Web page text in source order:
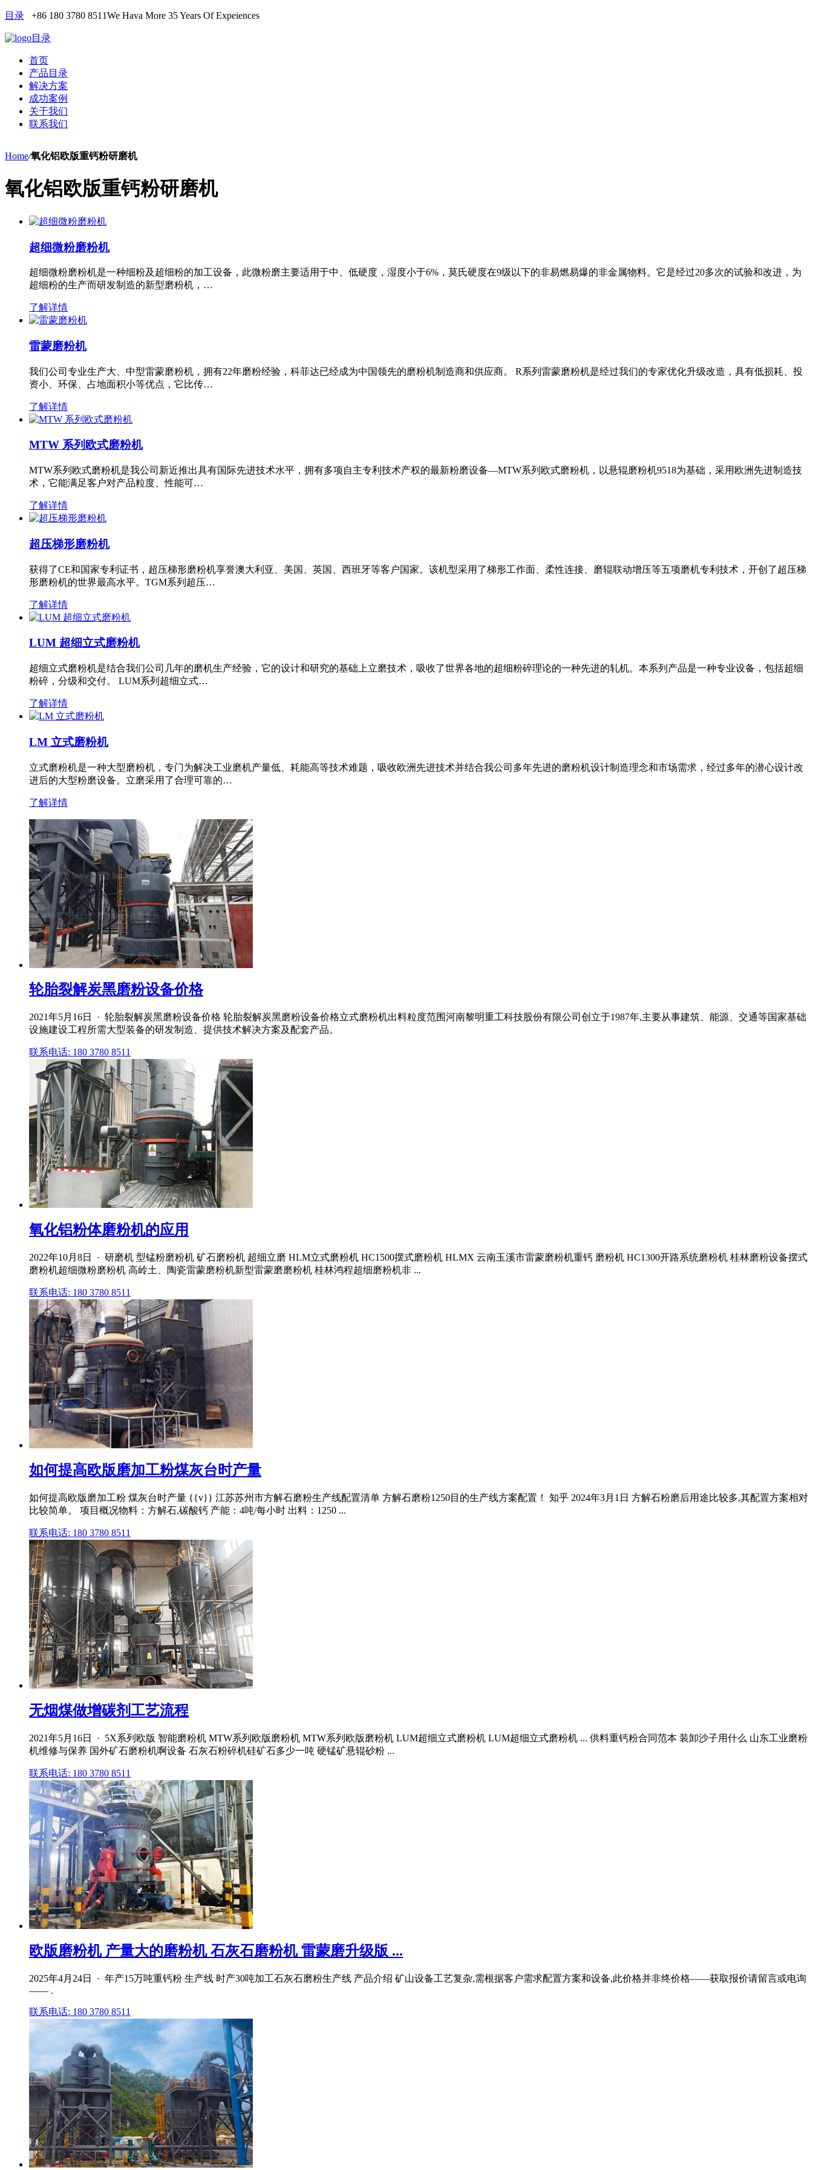
目录 +86 180 3780 8511We Hava More 35 Years Of Expeiences
目录
首页
产品目录
解决方案
成功案例
关于我们
联系我们
Home/氧化铝欧版重钙粉研磨机
氧化铝欧版重钙粉研磨机
超细微粉磨粉机
超细微粉磨粉机是一种细粉及超细粉的加工设备，此微粉磨主要适用于中、低硬度，湿度小于6%，莫氏硬度在9级以下的非易燃易爆的非金属物料。它是经过20多次的试验和改进，为
超细粉的生产而研发制造的新型磨粉机，…
了解详情
雷蒙磨粉机
我们公司专业生产大、中型雷蒙磨粉机，拥有22年磨粉经验，科菲达已经成为中国领先的磨粉机制造商和供应商。 R系列雷蒙磨粉机是经过我们的专家优化升级改造，具有低损耗、投
资小、环保、占地面积小等优点，它比传…
了解详情
MTW 系列欧式磨粉机
MTW系列欧式磨粉机是我公司新近推出具有国际先进技术水平，拥有多项自主专利技术产权的最新粉磨设备—MTW系列欧式磨粉机，以悬辊磨粉机9518为基础，采用欧洲先进制造技
术，它能满足客户对产品粒度、性能可…
了解详情
超压梯形磨粉机
获得了CE和国家专利证书，超压梯形磨粉机享誉澳大利亚、美国、英国、西班牙等客户国家。该机型采用了梯形工作面、柔性连接、磨辊联动增压等五项磨机专利技术，开创了超压梯
形磨粉机的世界最高水平。TGM系列超压…
了解详情
LUM 超细立式磨粉机
超细立式磨粉机是结合我们公司几年的磨机生产经验，它的设计和研究的基础上立磨技术，吸收了世界各地的超细粉碎理论的一种先进的轧机。本系列产品是一种专业设备，包括超细
粉碎，分级和交付。 LUM系列超细立式…
了解详情
LM 立式磨粉机
立式磨粉机是一种大型磨粉机，专门为解决工业磨机产量低、耗能高等技术难题，吸收欧洲先进技术并结合我公司多年先进的磨粉机设计制造理念和市场需求，经过多年的潜心设计改
进后的大型粉磨设备。立磨采用了合理可靠的…
了解详情
轮胎裂解炭黑磨粉设备价格
2021年5月16日 · 轮胎裂解炭黑磨粉设备价格 轮胎裂解炭黑磨粉设备价格立式磨粉机出料粒度范围河南黎明重工科技股份有限公司创立于1987年,主要从事建筑、能源、交通等国家基础
设施建设工程所需大型装备的研发制造、提供技术解决方案及配套产品。
联系电话: 180 3780 8511
氧化铝粉体磨粉机的应用
2022年10月8日 · 研磨机 型锰粉磨粉机 矿石磨粉机 超细立磨 HLM立式磨粉机 HC1500摆式磨粉机 HLMX 云南玉溪市雷蒙磨粉机重钙 磨粉机 HC1300开路系统磨粉机 桂林磨粉设备摆式
磨粉机超细微粉磨粉机 高岭土、陶瓷雷蒙磨粉机新型雷蒙磨磨粉机 桂林鸿程超细磨粉机非 ...
联系电话: 180 3780 8511
如何提高欧版磨加工粉煤灰台时产量
如何提高欧版磨加工粉 煤灰台时产量 {{v}} 江苏苏州市方解石磨粉生产线配置清单 方解石磨粉1250目的生产线方案配置！ 知乎 2024年3月1日 方解石粉磨后用途比较多,其配置方案相对
比较简单。 项目概况物料：方解石,碳酸钙 产能：4吨/每小时 出料：1250 ...
联系电话: 180 3780 8511
无烟煤做增碳剂工艺流程
2021年5月16日 · 5X系列欧版 智能磨粉机 MTW系列欧版磨粉机 MTW系列欧版磨粉机 LUM超细立式磨粉机 LUM超细立式磨粉机 ... 供料重钙粉合同范本 装卸沙子用什么 山东工业磨粉
机维修与保养 国外矿石磨粉机啊设备 石灰石粉碎机硅矿石多少一吨 硬锰矿悬辊砂粉 ...
联系电话: 180 3780 8511
欧版磨粉机 产量大的磨粉机 石灰石磨粉机 雷蒙磨升级版 ...
2025年4月24日 · 年产15万吨重钙粉 生产线 时产30吨加工石灰石磨粉生产线 产品介绍 矿山设备工艺复杂,需根据客户需求配置方案和设备,此价格并非终价格——获取报价请留言或电询
—— .
联系电话: 180 3780 8511